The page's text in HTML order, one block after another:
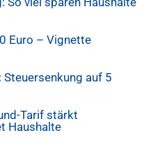
Euro – Vignette
auf 5
Tarif stärkt
Haushalte